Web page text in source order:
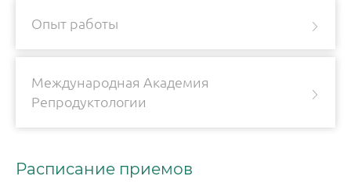
Опыт работы
Международная Академия
Репродуктологии
Расписание приемов